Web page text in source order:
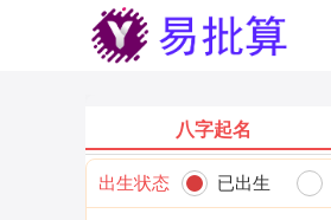
八字起名
出生状态 已出生